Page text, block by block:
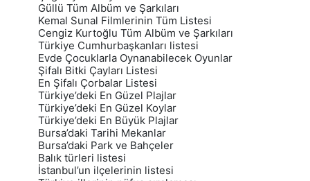
Güllü Tüm Albüm ve Şarkıları
Kemal Sunal Filmlerinin Tüm Listesi
Cengiz Kurtoğlu Tüm Albüm ve Şarkıları
Türkiye Cumhurbaşkanları listesi
Evde Çocuklarla Oynanabilecek Oyunlar
Şifalı Bitki Çayları Listesi
En Şifalı Çorbalar Listesi
Türkiye’deki En Güzel Plajlar
Türkiye’deki En Güzel Koylar
Türkiye’deki En Büyük Plajlar
Bursa’daki Tarihi Mekanlar
Bursa’daki Park ve Bahçeler
Balık türleri listesi
İstanbul’un ilçelerinin listesi